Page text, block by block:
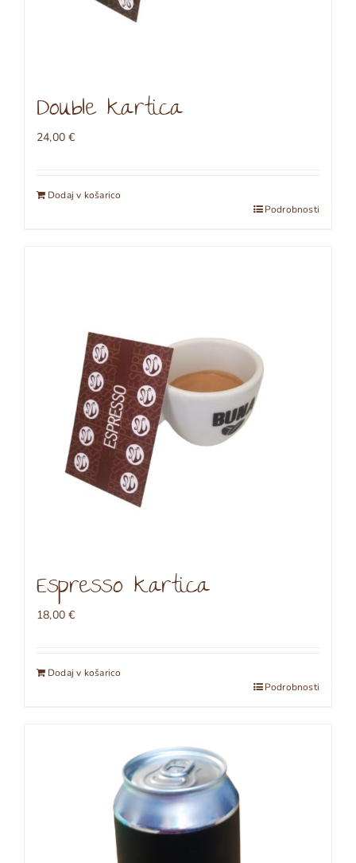
Double kartica
24,00€
Dodaj v košarico
Podrobnosti
Espresso kartica
18,00€
Dodaj v košarico
Podrobnosti